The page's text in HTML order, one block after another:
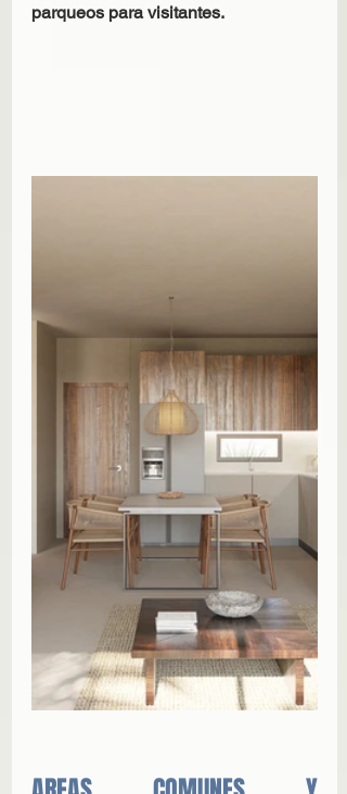
parqueos para visitantes.